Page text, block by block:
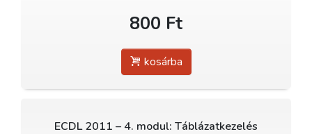
800 Ft
kosárba
ECDL 2011 – 4. modul: Táblázatkezelés